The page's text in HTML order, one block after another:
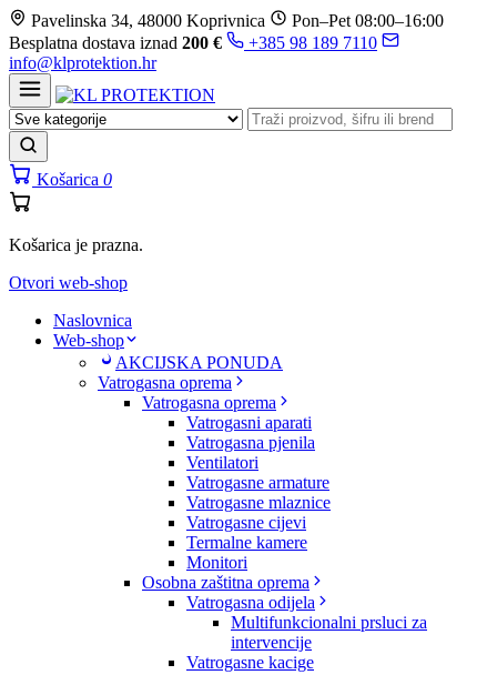
Prijeđi
na
sadržaj
Pavelinska 34, 48000 Koprivnica
Pon–Pet 08:00–16:00
Besplatna dostava iznad 200 €
+385 98 189 7110
info@klprotektion.hr
Košarica 0
Košarica je prazna.
Otvori web-shop
Naslovnica
Web-shop
AKCIJSKA PONUDA
Vatrogasna oprema
Vatrogasna oprema
Vatrogasni aparati
Vatrogasna pjenila
Ventilatori
Vatrogasne armature
Vatrogasne mlaznice
Vatrogasne cijevi
Termalne kamere
Monitori
Osobna zaštitna oprema
Vatrogasna odijela
Multifunkcionalni prsluci za
intervencije
Vatrogasne kacige